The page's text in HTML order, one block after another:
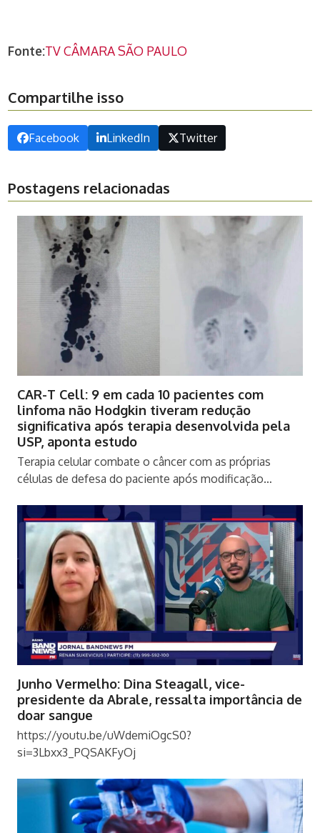
Fonte:TV CÂMARA SÃO PAULO
Compartilhe isso
Facebook LinkedIn Twitter
Postagens relacionadas
CAR-T Cell: 9 em cada 10 pacientes com
linfoma não Hodgkin tiveram redução
significativa após terapia desenvolvida pela
USP, aponta estudo
Terapia celular combate o câncer com as próprias
células de defesa do paciente após modificação…
Junho Vermelho: Dina Steagall, vice-
presidente da Abrale, ressalta importância de
doar sangue
https://youtu.be/uWdemiOgcS0?
si=3Lbxx3_PQSAKFyOj